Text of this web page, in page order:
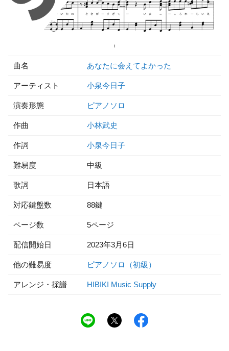
曲名 あなたに会えてよかった
アーティスト 小泉今日子
演奏形態 ピアノソロ
作曲 小林武史
作詞 小泉今日子
難易度 中級
歌詞 日本語
対応鍵盤数 88鍵
ページ数 5ページ
配信開始日 2023年3月6日
他の難易度 ピアノソロ（初級）
アレンジ・採譜 HIBIKI Music Supply